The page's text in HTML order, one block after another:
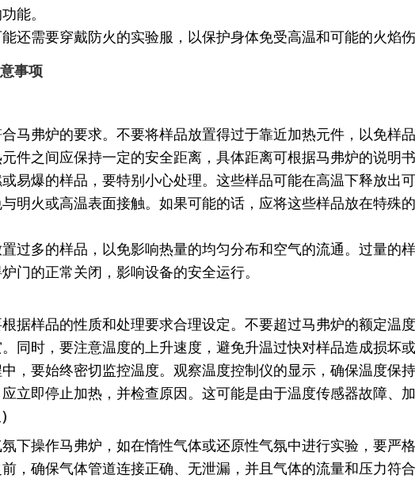
能。
还需要穿戴防火的实验服，以保护身体免受高温和可能的火焰伤
事项
马弗炉的要求。不要将样品放置得过于靠近加热元件，以免样
件之间应保持一定的安全距离，具体距离可根据马弗炉的说明书
易爆的样品，要特别小心处理。这些样品可能在高温下释放出
明火或高温表面接触。如果可能的话，应将这些样品放在特殊
过多的样品，以免影响热量的均匀分布和空气的流通。过量的
门的正常关闭，影响设备的安全运行。
据样品的性质和处理要求合理设定。不要超过马弗炉的额定温
同时，要注意温度的上升速度，避免升温过快对样品造成损坏
，要始终密切监控温度。观察温度控制仪的显示，确保温度保
立即停止加热，并检查原因。这可能是由于温度传感器故障、
下操作马弗炉，如在惰性气体或还原性气氛中进行实验，要严
，确保气体管道连接正确、无泄漏，并且气体的流量和压力符合